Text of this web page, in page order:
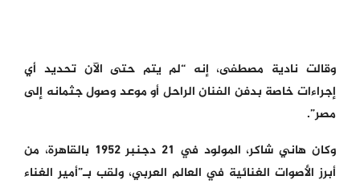
وقالت نادية مصطفى، إنه “لم يتم حتى الآن تحديد أي
إجراءات خاصة بدفن الفنان الراحل أو موعد وصول جثمانه إلى
مصر”.
وكان هاني شاكر، المولود في 21 دجنبر 1952 بالقاهرة، من
أبرز الأصوات الغنائية في العالم العربي، ولقب بـ”أمير الغناء